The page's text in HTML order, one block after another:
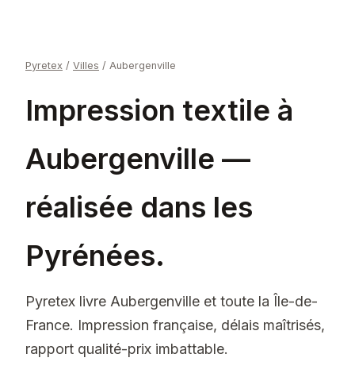
Pyretex / Villes / Aubergenville
Impression textile à
Aubergenville —
réalisée dans les
Pyrénées.
Pyretex livre Aubergenville et toute la Île-de-
France. Impression française, délais maîtrisés,
rapport qualité-prix imbattable.